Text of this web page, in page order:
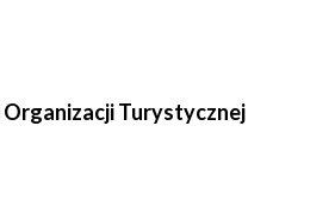
Turystycznej